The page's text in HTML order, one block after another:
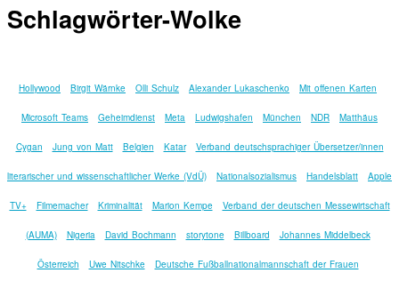
Schlagwörter-Wolke
Hollywood Birgit Wärnke Olli Schulz Alexander Lukaschenko Mit offenen Karten
Microsoft Teams Geheimdienst Meta Ludwigshafen München NDR Matthäus
Cygan Jung von Matt Belgien Katar Verband deutschsprachiger Übersetzer/innen
literarischer und wissenschaftlicher Werke (VdÜ) Nationalsozialismus Handelsblatt Apple
TV+ Filmemacher Kriminalität Marion Kempe Verband der deutschen Messewirtschaft
(AUMA) Nigeria David Bochmann storytone Billboard Johannes Middelbeck
Österreich Uwe Nitschke Deutsche Fußballnationalmannschaft der Frauen